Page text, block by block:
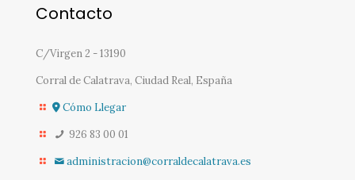
Contacto
C/Virgen 2 - 13190
Corral de Calatrava, Ciudad Real, España
Cómo Llegar
926 83 00 01
administracion@corraldecalatrava.es